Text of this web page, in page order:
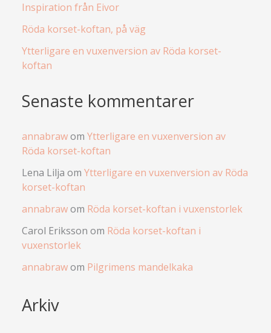
Inspiration från Eivor
Röda korset-koftan, på väg
Ytterligare en vuxenversion av Röda korset-
koftan
Senaste kommentarer
annabrawom Ytterligare en vuxenversion av
Röda korset-koftan
Lena Lilja om Ytterligare en vuxenversion av Röda
korset-koftan
annabrawom Röda korset-koftan i vuxenstorlek
Carol Eriksson om Röda korset-koftan i
vuxenstorlek
annabrawom Pilgrimens mandelkaka
Arkiv